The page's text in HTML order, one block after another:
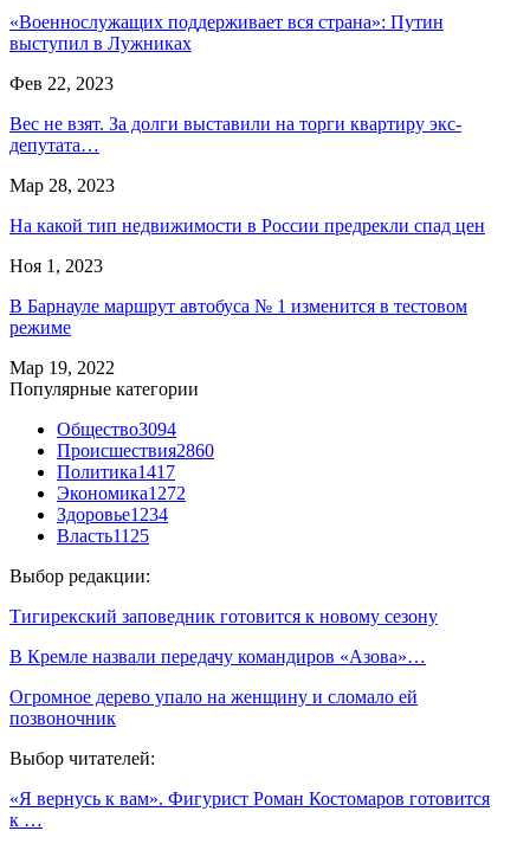
«Военнослужащих поддерживает вся страна»: Путин
выступил в Лужниках
Фев 22, 2023
Вес не взят. За долги выставили на торги квартиру экс-
депутата…
Мар 28, 2023
На какой тип недвижимости в России предрекли спад цен
Ноя 1, 2023
В Барнауле маршрут автобуса № 1 изменится в тестовом
режиме
Мар 19, 2022
Популярные категории
Общество3094
Происшествия2860
Политика1417
Экономика1272
Здоровье1234
Власть1125
Выбор редакции:
Тигирекский заповедник готовится к новому сезону
В Кремле назвали передачу командиров «Азова»…
Огромное дерево упало на женщину и сломало ей
позвоночник
Выбор читателей:
«Я вернусь к вам». Фигурист Роман Костомаров готовится
к …